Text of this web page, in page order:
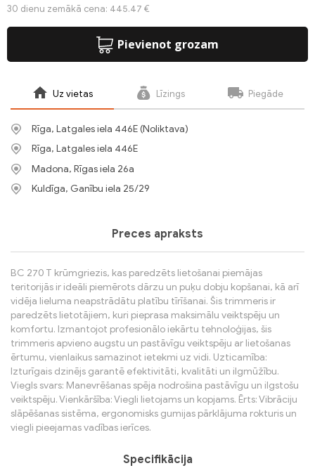
30 dienu zemākā cena: 445.47 €
Pievienot grozam
Uz vietas Līzings Piegāde
Rīga, Latgales iela 446E (Noliktava)
Rīga, Latgales iela 446E
Madona, Rīgas iela 26a
Kuldīga, Ganību iela 25/29
Preces apraksts
BC 270 T krūmgriezis, kas paredzēts lietošanai piemājas
teritorijās ir ideāli piemērots dārzu un puķu dobju kopšanai, kā arī
vidēja lieluma neapstrādātu platību tīrīšanai. Šis trimmeris ir
paredzēts lietotājiem, kuri pieprasa maksimālu veiktspēju un
komfortu. Izmantojot profesionālo iekārtu tehnoloģijas, šis
trimmeris apvieno augstu un pastāvīgu veiktspēju ar lietošanas
ērtumu, vienlaikus samazinot ietekmi uz vidi. Uzticamība:
Izturīgais dzinējs garantē efektivitāti, kvalitāti un ilgmūžību.
Viegls svars: Manevrēšanas spēja nodrošina pastāvīgu un ilgstošu
veiktspēju. Vienkāršība: Viegli lietojams un kopjams. Ērts: Vibrāciju
slāpēšanas sistēma, ergonomisks gumijas pārklājuma rokturis un
viegli pieejamas vadības ierīces.
Specifikācija